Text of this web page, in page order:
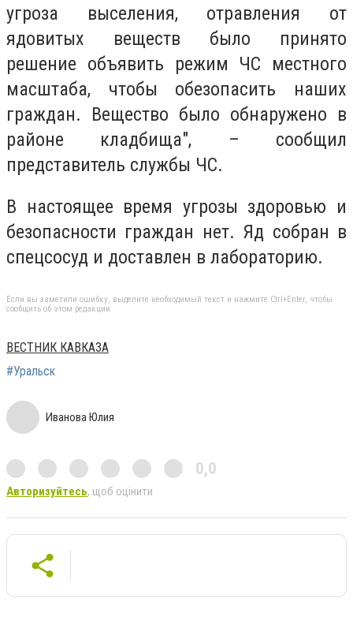
угроза выселения, отравления от
ядовитых веществ было принято
решение объявить режим ЧС местного
масштаба, чтобы обезопасить наших
граждан. Вещество было обнаружено в
районе кладбища", – сообщил
представитель службы ЧС.
В настоящее время угрозы здоровью и
безопасности граждан нет. Яд собран в
спецсосуд и доставлен в лабораторию.
Если вы заметили ошибку, выделите необходимый текст и нажмите Ctrl+Enter, чтобы
сообщить об этом редакции
ВЕСТНИК КАВКАЗА
#Уральск
Иванова Юлия
0,0
Авторизуйтесь, щоб оцінити